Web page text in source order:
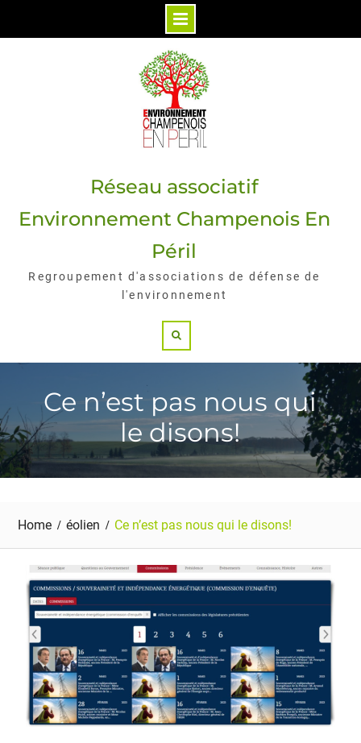
Réseau associatif
Environnement Champenois En
Péril
Regroupement d'associations de défense de
l'environnement
Ce n’est pas nous qui
le disons!
Home éolien Ce n’est pas nous qui le disons!